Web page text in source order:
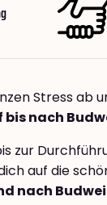
Stress ab
nach
zur
auf die
nach